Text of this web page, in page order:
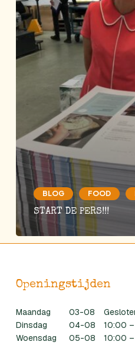
BLOG FOOD
START DE PERS!!!
Openingstijden
Maandag 03-08
Dinsdag
04-08
10:00
Woensdag
05-08
10:00